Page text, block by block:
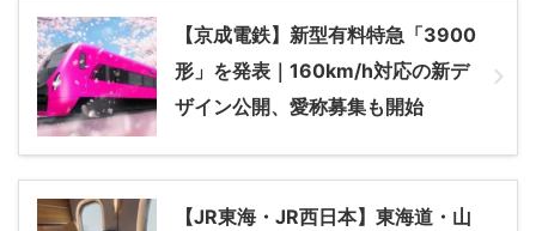
【京成電鉄】新型有料特急「3900
形」を発表｜160km/h対応の新デ
ザイン公開、愛称募集も開始
【JR東海・JR西日本】東海道・山